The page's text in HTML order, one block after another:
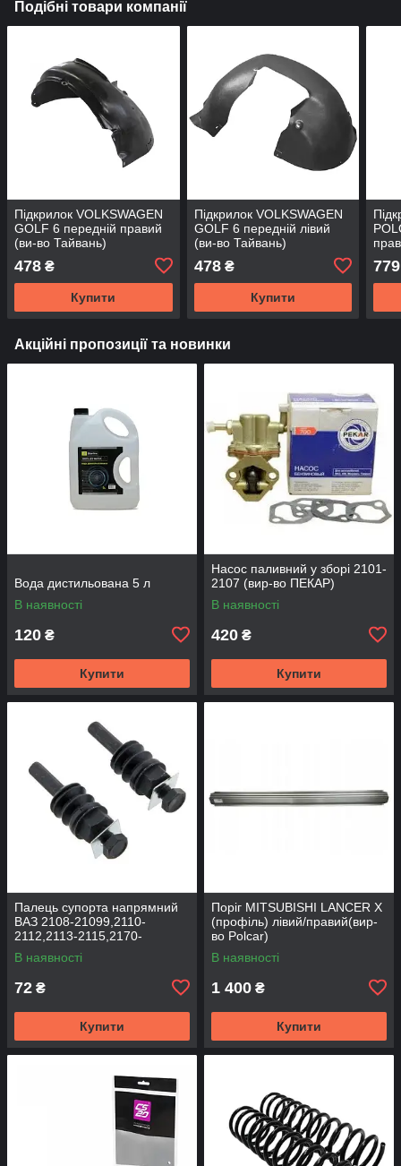
Подібні товари компанії
Підкрилок VOLKSWAGEN
GOLF 6 передній правий
(ви-во Тайвань)
478 ₴
Купити
Підкрилок VOLKSWAGEN
GOLF 6 передній лівий
(ви-во Тайвань)
478₴
Купити
779
Акційні пропозиції та новинки
Вода дистильована 5 л
В наявності
120 ₴
Купити
Насос паливний у зборі 2101-
2107 (вир-во ПЕКАР)
В наявності
420 ₴
Купити
Палець супорта напрямний
ВАЗ 2108-21099,2110-
2112,2113-2115,2170-
2172,2190, 1117-1119 (к-т
2шт) (вир-во BEG-LINE)
В наявності
72 ₴
Купити
Поріг MITSUBISHI LANCER Х
(профіль) лівий/правий(вир-
во Polcar)
В наявності
1 400 ₴
Купити